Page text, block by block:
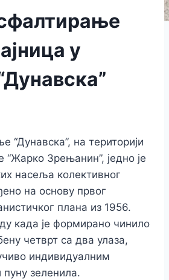
у
“Дунавска”, на територији
“Жарко Зрењанин”, једно је
насеља колективног
на основу првог
плана из 1956.
када је формирано чинило
четврт са два улаза,
индивидуалним
зеленила.